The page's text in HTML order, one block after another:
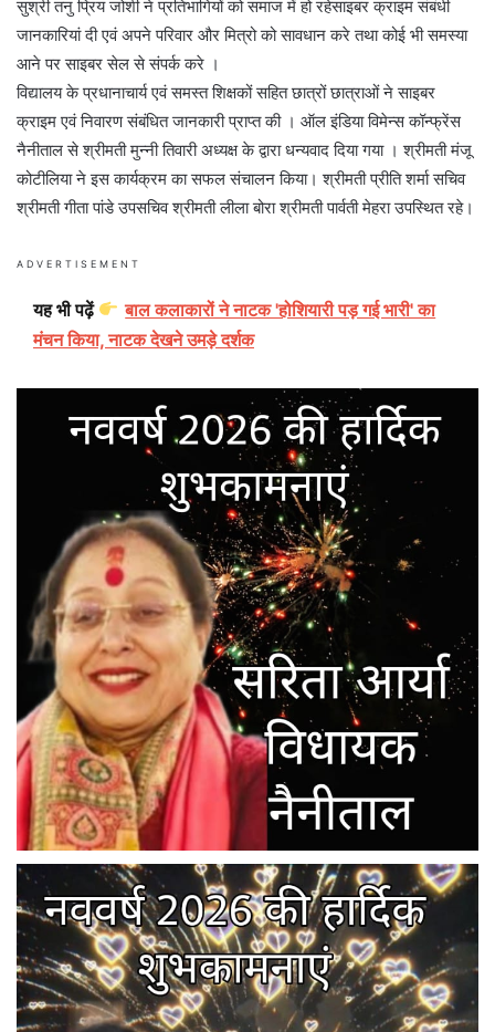
सुश्री तनु प्रिय जोशी ने प्रतिभागियों को समाज में हो रहेसाइबर क्राइम संबंधी
जानकारियां दी एवं अपने परिवार और मित्रो को सावधान करे तथा कोई भी समस्या
आने पर साइबर सेल से संपर्क करे ।
विद्यालय के प्रधानाचार्य एवं समस्त शिक्षकों सहित छात्रों छात्राओं ने साइबर
क्राइम एवं निवारण संबंधित जानकारी प्राप्त की । ऑल इंडिया विमेन्स कॉन्फ्रेंस
नैनीताल से श्रीमती मुन्नी तिवारी अध्यक्ष के द्वारा धन्यवाद दिया गया । श्रीमती मंजू
कोटीलिया ने इस कार्यक्रम का सफल संचालन किया। श्रीमती प्रीति शर्मा सचिव
श्रीमती गीता पांडे उपसचिव श्रीमती लीला बोरा श्रीमती पार्वती मेहरा उपस्थित रहे।
ADVERTISEMENT
यह भी पढ़ें
बाल कलाकारों ने नाटक 'होशियारी पड़ गई भारी' का
मंचन किया, नाटक देखने उमड़े दर्शक